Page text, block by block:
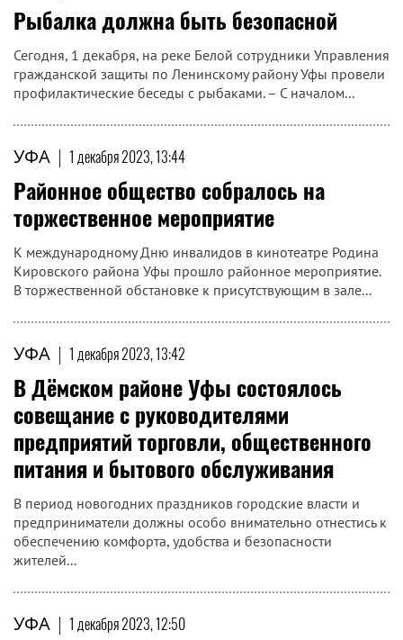
Рыбалка должна быть безопасной
Сегодня, 1 декабря, на реке Белой сотрудники Управления
гражданской защиты по Ленинскому району Уфы провели
профилактические беседы с рыбаками. – С началом...
УФА | 1 декабря 2023, 13:44
Районное общество собралось на
торжественное мероприятие
К международному Дню инвалидов в кинотеатре Родина
Кировского района Уфы прошло районное мероприятие.
В торжественной обстановке к присутствующим в зале...
УФА | 1 декабря 2023, 13:42
В Дёмском районе Уфы состоялось
совещание с руководителями
предприятий торговли, общественного
питания и бытового обслуживания
В период новогодних праздников городские власти и
предприниматели должны особо внимательно отнестись к
обеспечению комфорта, удобства и безопасности
жителей...
УФА | 1 декабря 2023, 12:50